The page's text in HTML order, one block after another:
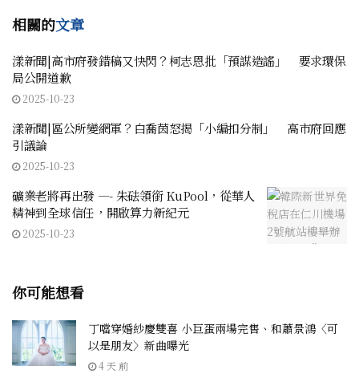
相關的文章
漾新聞|高市府發錯稿又快閃？柯志恩批「預謀造謠」 要求環保
局公開道歉
2025-10-23
漾新聞|區公所變網軍？白喬茵怒揭「小編扣分制」 高市府回應
引議論
2025-10-23
礦業老將再出發 —- 朱砝領銜 KuPool，從華人
精神到全球信任，開啟算力新紀元
2025-10-23
你可能想看
丁噹穿婚紗慶雙喜 小巨蛋兩場完售、和蕭景鴻〈可
以是朋友〉新曲曝光
4 天 前